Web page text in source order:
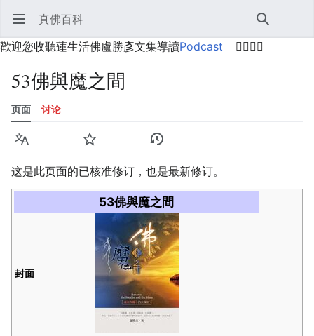
打开主菜单 真佛百科 搜索
歡迎您收聽蓮生活佛盧勝彥文集導讀Podcast 🙋‍♂️🙋‍♀️
53佛與魔之間
页面 讨论
语言 监视 历史
这是此页面的已核准修订，也是最新修订。
53佛與魔之間
封面